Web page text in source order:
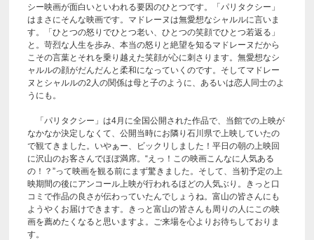
シー映画が面白いといわれる要因のひとつです。「パリタクシー」
はまさにそんな映画です。マドレーヌは無愛想なシャルルに言いま
す。「ひとつの怒りでひとつ老い、ひとつの笑顔でひとつ若返る」
と。苛烈な人生を歩み、本当の怒りと絶望を知るマドレーヌだから
こその言葉とそれを乗り越えた笑顔が心に刺さります。無愛想なシ
ャルルの顔がだんだんと柔和になっていくのです。そしてマドレー
ヌとシャルルの2人の関係は母と子のように、あるいは恋人同士のよ
うにも。
「パリタクシー」は4月に全国公開された作品で、当館での上映が
なかなか決定しなくて、公開当時にお隣り石川県で上映していたの
で観てきました。いやぁー、ビックリしました！平日の朝の上映回
に沢山のお客さんでほぼ満席。“えっ！この映画こんなに人気ある
の！？”って映画を観る前にまず驚きました。そして、当初予定の上
映期間の後にアンコール上映が行われるほどの人気ぶり。きっと口
コミで作品の良さが伝わっていたんでしょうね。富山の皆さんにも
ようやくお届けできます。きっと富山の皆さんも周りの人にこの映
画を薦めたくなると思いますよ。ご来場を心よりお待ちしておりま
す。